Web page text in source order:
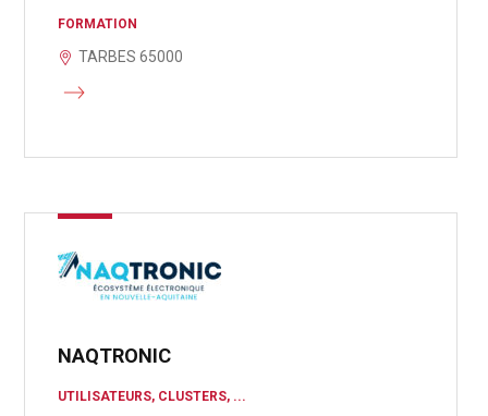
FORMATION
TARBES 65000
NAQTRONIC
UTILISATEURS, CLUSTERS, ...